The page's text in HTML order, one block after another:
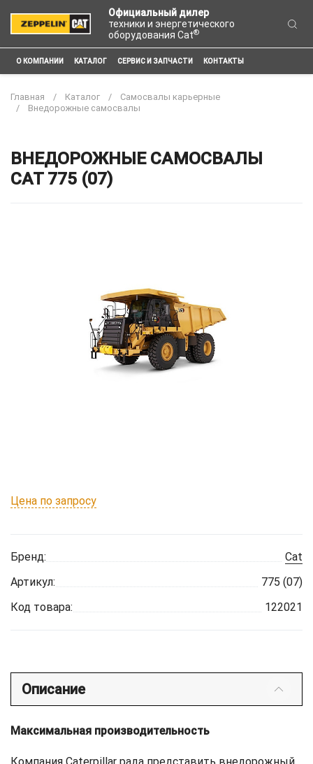
Официальный дилер
техники и энергетического
оборудования Cat®
О КОМПАНИИ КАТАЛОГ СЕРВИС И ЗАПЧАСТИ КОНТАКТЫ
Главная Каталог
Самосвалы карьерные
Внедорожные самосвалы
ВНЕДОРОЖНЫЕ САМОСВАЛЫ
CAT 775 (07)
Цена по запросу
Бренд:
Cat
Артикул:
775 (07)
Код товара:
122021
Описание
Максимальная производительность